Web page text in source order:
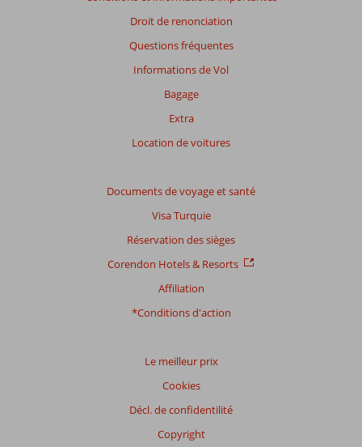
Droit de renonciation
Questions fréquentes
Informations de Vol
Bagage
Extra
Location de voitures
Documents de voyage et santé
Visa Turquie
Réservation des sièges
Corendon Hotels & Resorts
Affiliation
*Conditions d'action
Le meilleur prix
Cookies
Décl. de confidentilité
Copyright